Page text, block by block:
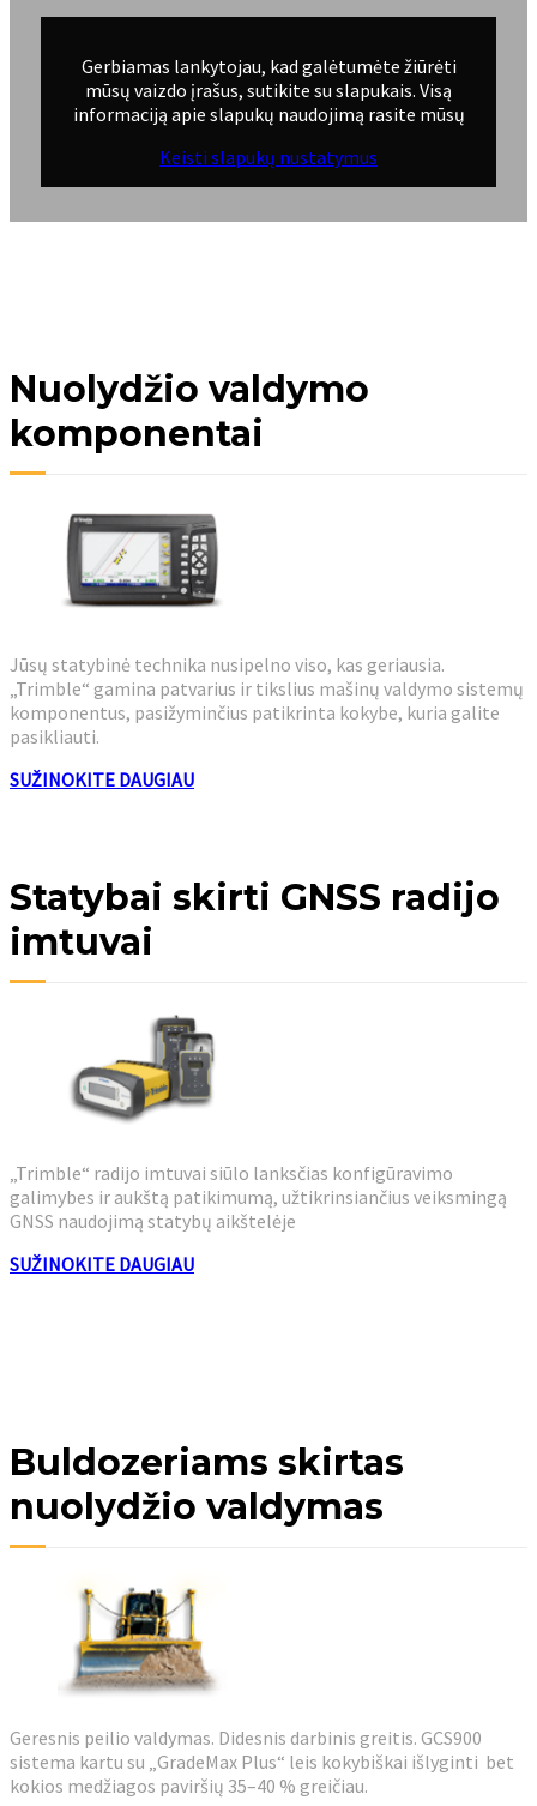
Gerbiamas lankytojau, kad galėtumėte žiūrėti
mūsų vaizdo įrašus, sutikite su slapukais. Visą
informaciją apie slapukų naudojimą rasite mūsų
Keisti slapukų nustatymus
Nuolydžio valdymo
komponentai
Jūsų statybinė technika nusipelno viso, kas geriausia.
„Trimble“ gamina patvarius ir tikslius mašinų valdymo sistemų
komponentus, pasižyminčius patikrinta kokybe, kuria galite
pasikliauti.
SUŽINOKITE DAUGIAU
Statybai skirti GNSS radijo
imtuvai
„Trimble“ radijo imtuvai siūlo lanksčias konfigūravimo
galimybes ir aukštą patikimumą, užtikrinsiančius veiksmingą
GNSS naudojimą statybų aikštelėje
SUŽINOKITE DAUGIAU
Buldozeriams skirtas
nuolydžio valdymas
Geresnis peilio valdymas. Didesnis darbinis greitis. GCS900
sistema kartu su „GradeMax Plus“ leis kokybiškai išlyginti bet
kokios medžiagos paviršių 35–40 % greičiau.